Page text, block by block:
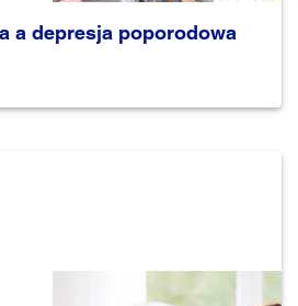
a depresja poporodowa